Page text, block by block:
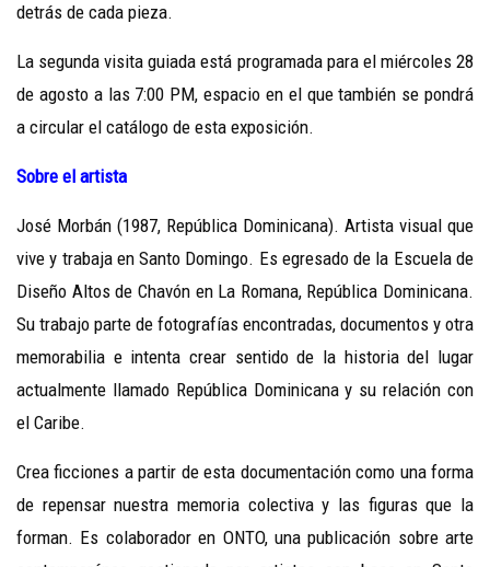
detrás de cada pieza.
La segunda visita guiada está programada para el miércoles 28
de agosto a las 7:00 PM, espacio en el que también se pondrá
a circular el catálogo de esta exposición.
Sobre el artista
José Morbán (1987, República Dominicana). Artista visual que
vive y trabaja en Santo Domingo. Es egresado de la Escuela de
Diseño Altos de Chavón en La Romana, República Dominicana.
Su trabajo parte de fotografías encontradas, documentos y otra
memorabilia e intenta crear sentido de la historia del lugar
actualmente llamado República Dominicana y su relación con
el Caribe.
Crea ficciones a partir de esta documentación como una forma
de repensar nuestra memoria colectiva y las figuras que la
forman. Es colaborador en ONTO, una publicación sobre arte